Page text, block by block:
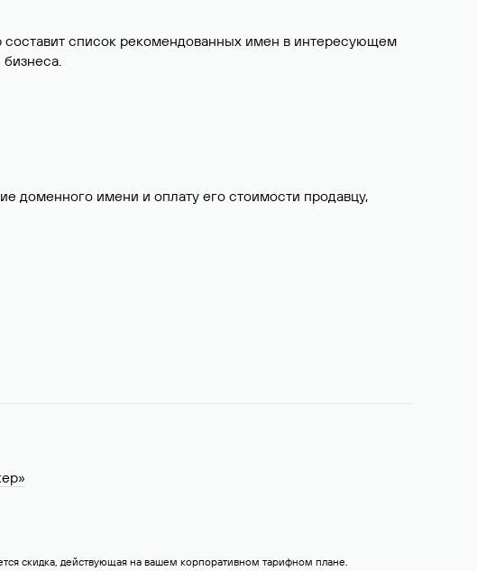
составит список рекомендованных имен в интересующем
доменного имени и оплату его стоимости продавцу,
скидка, действующая на вашем корпоративном тарифном плане.